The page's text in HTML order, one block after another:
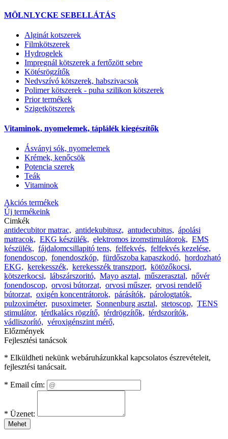
MÖLNLYCKE SEBELLÁTÁS
Alginát kotszerek
Filmkötszerek
Hydrogelek
Impregnál kötszerek a fertőzött sebre
Kötésrögzítők
Nedvszívó kötszerek, habszivacsok
Polimer kötszerek - puha szilikon kötszerek
Prior termékek
Szigetkötszerek
Vitaminok, nyomelemek, táplálék kiegészítők
Ásványi sók, nyomelemek
Krémek, kenőcsök
Potencia szerek
Teák
Vitaminok
Akciós termékek
Új termékeink
Cimkék
antidecubitor matrac, antidekubitusz, antudecubitus, ápolási
matracok, EKG készülék, elektromos izomstimulátorok, EMS
készülék, fájdalomcsillapitó tens, felfekvés, felfekvés kezelése,
fonendoscop, fonendoszkóp, fürdőszoba kapaszkodó, hordozható
EKG, kerekesszék, kerekesszék transzport, kötözőkocsi,
kötszerkocsi, lábszárszoritó, Mayo asztal, műszerasztal, nővér
fonendoscop, orvosi bútorzat, orvosi műszer, orvosi rendelő
bútorzat, oxigén koncentrátorok, párásítók, párologtatók,
pulzoximéter, pusoximeter, Sonnenburg asztal, stetoscop, TENS
stimulátor, térdkalács rögzítő, térdrögzítők, térdszorítók,
vádliszorító, véroxigénszint mérő,
Előzmények
Fejlesztési tanácsok
* Elküldheti nekünk webáruházunkkal kapcsolatos észrevételeit,
fejlesztési tanácsait.
* Email cím:
* Üzenet:
Mehet